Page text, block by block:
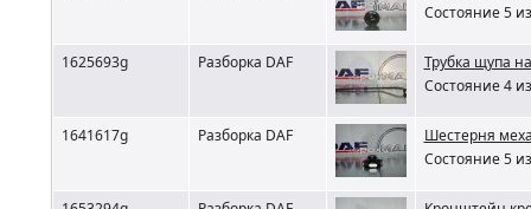
Состояние 5
1625693g Разборка DAF
Трубка щупа
Состояние 4
1641617g Разборка DAF
Шестерня
Состояние 5